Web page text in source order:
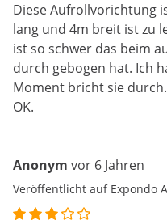
Diese Aufrollvorichtung
lang und 4m breit ist zu
ist so schwer das beim
durch gebogen hat. Ich
Moment bricht sie
OK.
Anonym vor 6 Jahren
Veröffentlicht auf Expondo